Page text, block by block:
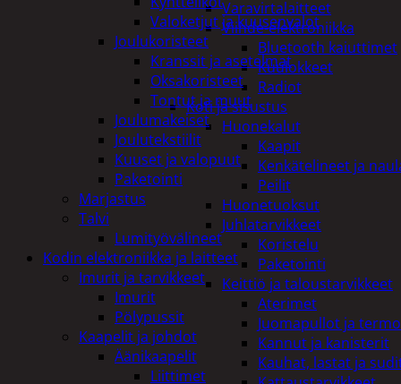
Varavirtalaitteet
Viihde-elektroniikka
Bluetooth kaiuttimet
Kuulokkeet
Radiot
Koti ja sisustus
Huonekalut
Kaapit
Kenkätelineet ja
Peilit
Huonetuoksut
Juhlatarvikkeet
Koristelu
Paketointi
Keittiö ja taloustarvikkeet
Aterimet
Juomapullot ja
Kannut ja kanisterit
Kauhat, lastat ja
Valoketjut ja kuusenvalot
Joulukoristeet
Kranssit ja asetelmat
Oksakoristeet
Tontut ja muut
Joulumakeiset
Joulutekstiilit
Kuuset ja valopuut
Paketointi
Marjastus
Talvi
Lumityövälineet
Kodin elektroniikka ja laitteet
Imurit ja tarvikkeet
Imurit
Pölypussit
Kaapelit ja johdot
Äänikaapelit
Liittimet